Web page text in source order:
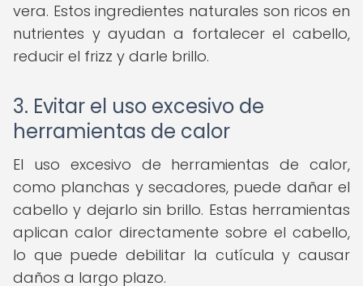
vera. Estos ingredientes naturales son ricos en
nutrientes y ayudan a fortalecer el cabello,
reducir el frizz y darle brillo.
3. Evitar el uso excesivo de
herramientas de calor
El uso excesivo de herramientas de calor,
como planchas y secadores, puede dañar el
cabello y dejarlo sin brillo. Estas herramientas
aplican calor directamente sobre el cabello,
lo que puede debilitar la cutícula y causar
daños a largo plazo.